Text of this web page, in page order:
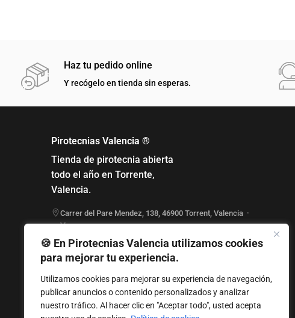
🍪 En Pirotecnias Valencia utilizamos cookies
para mejorar tu experiencia.
Utilizamos cookies para mejorar su experiencia de navegación,
publicar anuncios o contenido personalizados y analizar
nuestro tráfico. Al hacer clic en "Aceptar todo", usted acepta
Haz tu pedido online
Y recógelo en tienda sin esperas.
Pirotecnias Valencia ®
Tienda de pirotecnia abierta
todo el año en Torrente,
Valencia.
Carrer del Pare Mendez, 138 46900 Torrent Valencia ·
Ver en mapa
961 555 888
Lunes a Viernes: 17:00 - 20:00
Sábado: 10:00 - 13:30